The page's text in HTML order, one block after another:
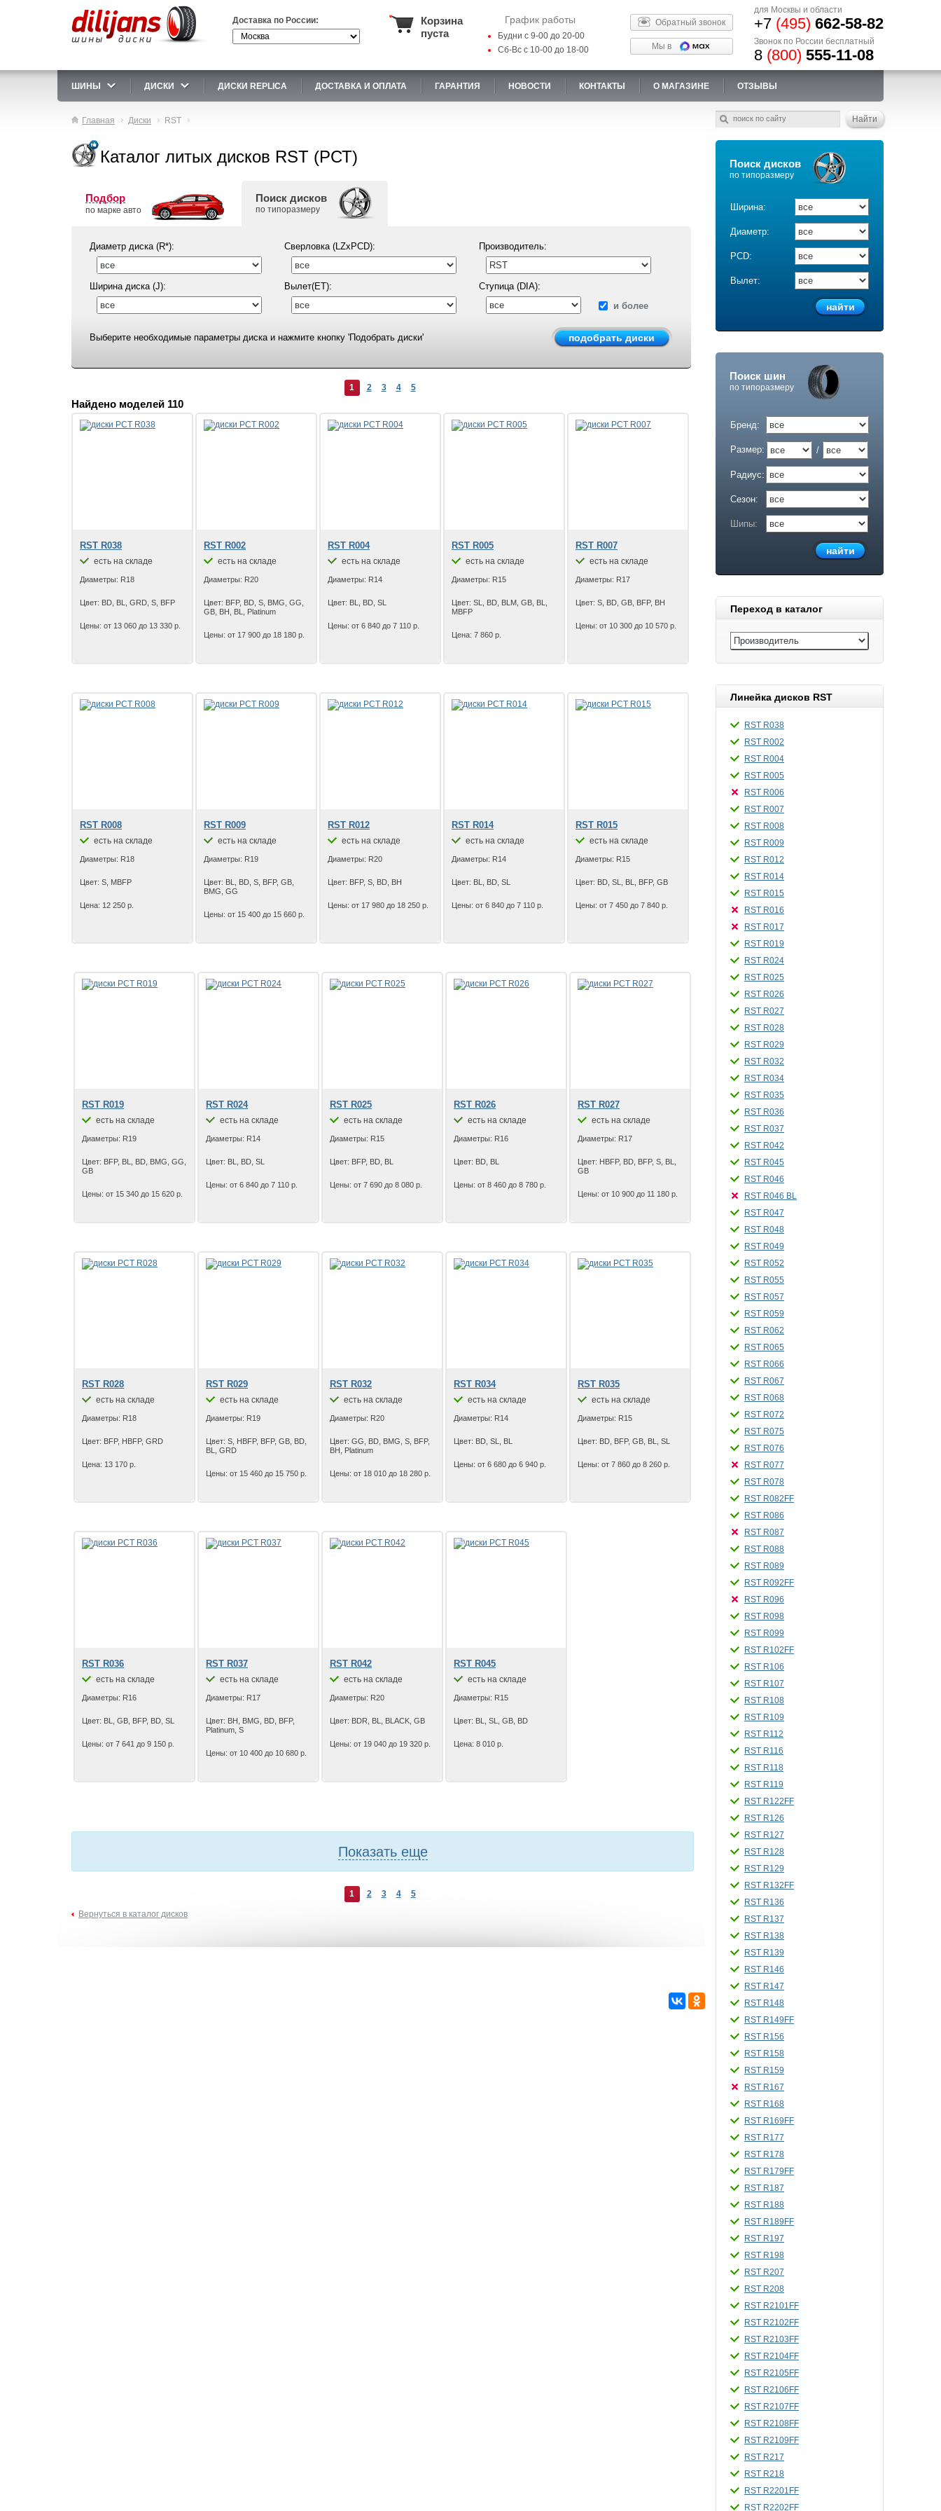
Доставка по России:
Корзина
пуста
График работы
Будни с 9-00 до 20-00
Сб-Вс с 10-00 до 18-00
Обратный звонок
Мы в
для Москвы и области
+7 (495) 662-58-82
Звонок по России бесплатный
8 (800) 555-11-08
ШИНЫ ДИСКИ ДИСКИ REPLICA ДОСТАВКА И ОПЛАТА ГАРАНТИЯ НОВОСТИ КОНТАКТЫ О МАГАЗИНЕ ОТЗЫВЫ
Главная Диски RST
Поиск дисков
по типоразмеру
Ширина:
Диаметр:
PCD:
Вылет:
Поиск шин
по типоразмеру
Бренд:
Размер: /
Радиус:
Сезон:
Шипы:
Переход в каталог
Линейка дисков RST
RST R038
RST R002
RST R004
RST R005
RST R006
RST R007
RST R008
RST R009
RST R012
RST R014
RST R015
RST R016
RST R017
RST R019
RST R024
RST R025
RST R026
RST R027
RST R028
RST R029
RST R032
RST R034
RST R035
RST R036
RST R037
RST R042
RST R045
RST R046
RST R046 BL
RST R047
RST R048
RST R049
RST R052
RST R055
RST R057
RST R059
RST R062
RST R065
RST R066
RST R067
RST R068
RST R072
RST R075
RST R076
RST R077
RST R078
RST R082FF
RST R086
RST R087
RST R088
RST R089
RST R092FF
RST R096
RST R098
RST R099
RST R102FF
RST R106
RST R107
RST R108
RST R109
RST R112
RST R116
RST R118
RST R119
RST R122FF
RST R126
RST R127
RST R128
RST R129
RST R132FF
RST R136
RST R137
RST R138
RST R139
RST R146
RST R147
RST R148
RST R149FF
RST R156
RST R158
RST R159
RST R167
RST R168
RST R169FF
RST R177
RST R178
RST R179FF
RST R187
RST R188
RST R189FF
RST R197
RST R198
RST R207
RST R208
RST R2101FF
RST R2102FF
RST R2103FF
RST R2104FF
RST R2105FF
RST R2106FF
RST R2107FF
RST R2108FF
RST R2109FF
RST R217
RST R218
RST R2201FF
RST R2202FF
Каталог литых дисков RST (РСТ)
Подбор
по марке авто
Поиск дисков
по типоразмеру
Диаметр диска (R*): Сверловка (LZxPCD): Производитель:
Ширина диска (J): Вылет(ET):
Ступица (DIA):
и более
Выберите необходимые параметры диска и нажмите кнопку 'Подобрать диски'
1 2 3 4 5
Найдено моделей 110
RST R038
есть на складе
Диаметры: R18
Цвет: BD, BL, GRD, S, BFP
Цены: от 13 060 до 13 330 р.
RST R002
есть на складе
Диаметры: R20
Цвет: BFP, BD, S, BMG, GG,
GB, BH, BL, Platinum
Цены: от 17 900 до 18 180 р.
RST R004
есть на складе
Диаметры: R14
Цвет: BL, BD, SL
Цены: от 6 840 до 7 110 р.
RST R005
есть на складе
Диаметры: R15
Цвет: SL, BD, BLM, GB, BL,
MBFP
Цена: 7 860 р.
RST R007
есть на складе
Диаметры: R17
Цвет: S, BD, GB, BFP, BH
Цены: от 10 300 до 10 570 р.
RST R008
есть на складе
Диаметры: R18
Цвет: S, MBFP
Цена: 12 250 р.
RST R009
есть на складе
Диаметры: R19
Цвет: BL, BD, S, BFP, GB,
BMG, GG
Цены: от 15 400 до 15 660 р.
RST R012
есть на складе
Диаметры: R20
Цвет: BFP, S, BD, BH
Цены: от 17 980 до 18 250 р.
RST R014
есть на складе
Диаметры: R14
Цвет: BL, BD, SL
Цены: от 6 840 до 7 110 р.
RST R015
есть на складе
Диаметры: R15
Цвет: BD, SL, BL, BFP, GB
Цены: от 7 450 до 7 840 р.
RST R019
есть на складе
Диаметры: R19
Цвет: BFP, BL, BD, BMG, GG,
GB
Цены: от 15 340 до 15 620 р.
RST R024
есть на складе
Диаметры: R14
Цвет: BL, BD, SL
Цены: от 6 840 до 7 110 р.
RST R025
есть на складе
Диаметры: R15
Цвет: BFP, BD, BL
Цены: от 7 690 до 8 080 р.
RST R026
есть на складе
Диаметры: R16
Цвет: BD, BL
Цены: от 8 460 до 8 780 р.
RST R027
есть на складе
Диаметры: R17
Цвет: HBFP, BD, BFP, S, BL,
GB
Цены: от 10 900 до 11 180 р.
RST R028
есть на складе
Диаметры: R18
Цвет: BFP, HBFP, GRD
Цена: 13 170 р.
RST R029
есть на складе
Диаметры: R19
Цвет: S, HBFP, BFP, GB, BD,
BL, GRD
Цены: от 15 460 до 15 750 р.
RST R032
есть на складе
Диаметры: R20
Цвет: GG, BD, BMG, S, BFP,
BH, Platinum
Цены: от 18 010 до 18 280 р.
RST R034
есть на складе
Диаметры: R14
Цвет: BD, SL, BL
Цены: от 6 680 до 6 940 р.
RST R035
есть на складе
Диаметры: R15
Цвет: BD, BFP, GB, BL, SL
Цены: от 7 860 до 8 260 р.
RST R036
есть на складе
Диаметры: R16
Цвет: BL, GB, BFP, BD, SL
Цены: от 7 641 до 9 150 р.
RST R037
есть на складе
Диаметры: R17
Цвет: BH, BMG, BD, BFP,
Platinum, S
Цены: от 10 400 до 10 680 р.
RST R042
есть на складе
Диаметры: R20
Цвет: BDR, BL, BLACK, GB
Цены: от 19 040 до 19 320 р.
RST R045
есть на складе
Диаметры: R15
Цвет: BL, SL, GB, BD
Цена: 8 010 р.
Показать еще
1 2 3 4 5
Вернуться в каталог дисков